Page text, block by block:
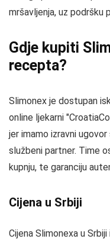
mršavljenja, uz podršku
Gdje kupiti
recepta?
Slimonex je dostupan
online ljekarni
jer imamo izravni
službeni partner. Time
kupnju, te garanciju
Cijena u Srbiji
Cijena Slimonexa u